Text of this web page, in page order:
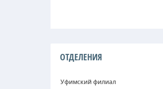
ОТДЕЛЕНИЯ
Уфимский филиал